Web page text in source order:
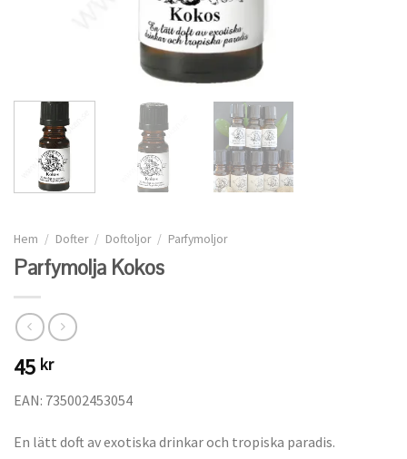
Hem / Dofter / Doftoljor / Parfymoljor
Parfymolja Kokos
45 kr
EAN: 735002453054
En lätt doft av exotiska drinkar och tropiska paradis.